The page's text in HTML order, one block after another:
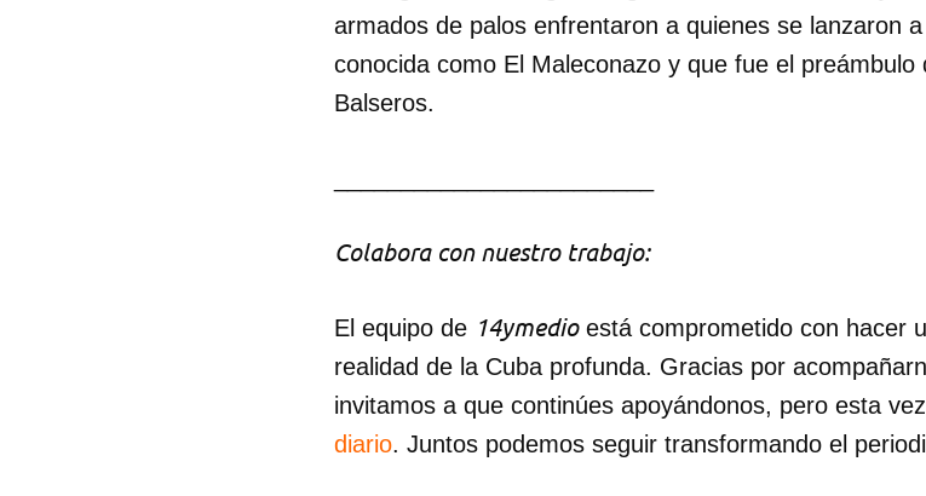
armados de palos enfrentaron a quienes se lanzaron
conocida como El Maleconazo y que fue el preámbulo
Balseros.
Colabora con nuestro trabajo:
El equipo de 14ymedioestá comprometido con hacer
realidad de la Cuba profunda. Gracias por
invitamos a que continúes apoyándonos, pero esta vez
diario. Juntos podemos seguir transformando el